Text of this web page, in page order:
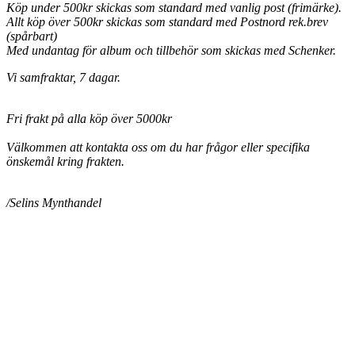
Köp under 500kr skickas som standard med vanlig post (frimärke).
Allt köp över 500kr skickas som standard med Postnord rek.brev
(spårbart)
Med undantag för album och tillbehör som skickas med Schenker.
Vi samfraktar, 7 dagar.
Fri frakt på alla köp över 5000kr
Välkommen att kontakta oss om du har frågor eller specifika
önskemål kring frakten.
/Selins Mynthandel